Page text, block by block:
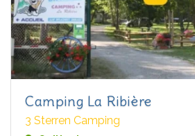
Camping La Ribière
3 Sterren Camping